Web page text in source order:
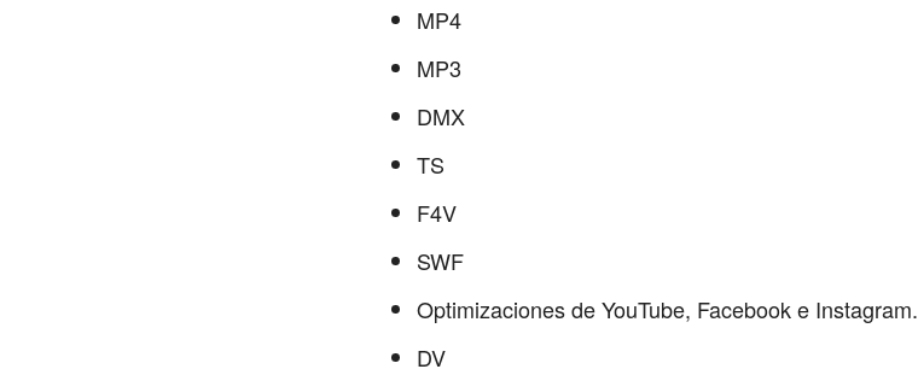
MP4
MP3
DMX
TS
F4V
SWF
Optimizaciones de YouTube, Facebook e Instagram.
DV